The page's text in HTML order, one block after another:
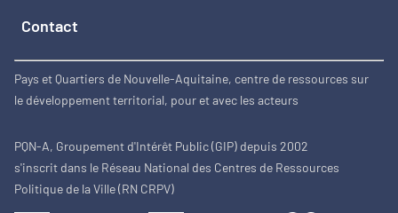
Contact
Pays et Quartiers de Nouvelle-Aquitaine, centre de ressources sur
le développement territorial, pour et avec les acteurs
PQN-A, Groupement d'Intérêt Public (GIP) depuis 2002
s'inscrit dans le Réseau National des Centres de Ressources
Politique de la Ville (RN CRPV)